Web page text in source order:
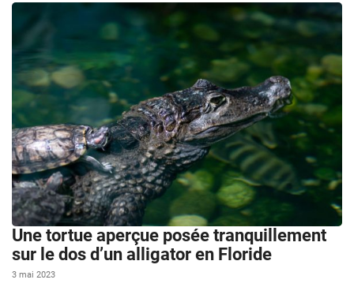
Une tortue aperçue posée tranquillement
sur le dos d’un alligator en Floride
3 mai 2023